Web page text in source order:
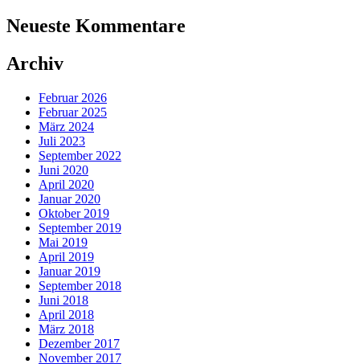
Neueste Kommentare
Archiv
Februar 2026
Februar 2025
März 2024
Juli 2023
September 2022
Juni 2020
April 2020
Januar 2020
Oktober 2019
September 2019
Mai 2019
April 2019
Januar 2019
September 2018
Juni 2018
April 2018
März 2018
Dezember 2017
November 2017